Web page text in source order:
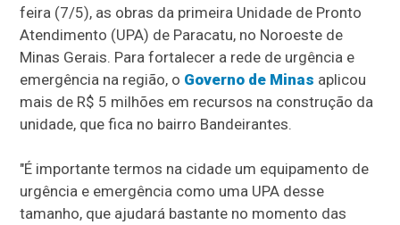
feira (7/5), as obras da primeira Unidade de Pronto
Atendimento (UPA) de Paracatu, no Noroeste de
Minas Gerais. Para fortalecer a rede de urgência e
emergência na região, o Governo de Minas aplicou
mais de R$ 5 milhões em recursos na construção da
unidade, que fica no bairro Bandeirantes.
"É importante termos na cidade um equipamento de
urgência e emergência como uma UPA desse
tamanho, que ajudará bastante no momento das